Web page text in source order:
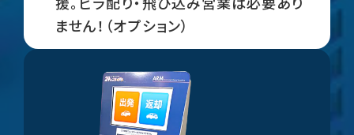
ません！（オプション）